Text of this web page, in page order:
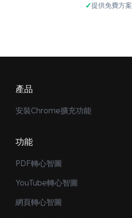
提供免費方案
產品
安裝Chrome擴充功能
功能
PDF轉心智圖
YouTube轉心智圖
網頁轉心智圖